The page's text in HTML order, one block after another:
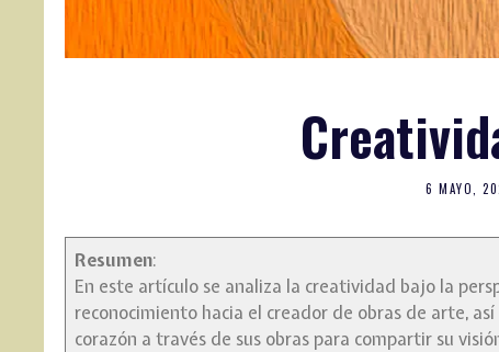
6 MAYO,
Resumen:
En este artículo se analiza la creatividad bajo la
reconocimiento hacia el creador de obras de arte,
corazón a través de sus obras para compartir su